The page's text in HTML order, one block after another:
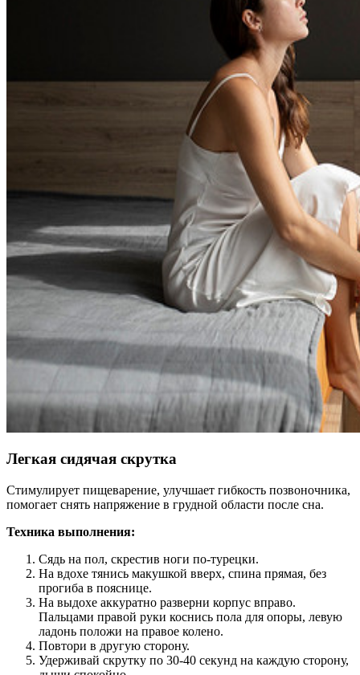
Легкая сидячая скрутка
Стимулирует пищеварение, улучшает гибкость позвоночника,
помогает снять напряжение в грудной области после сна.
Техника выполнения:
Сядь на пол, скрестив ноги по-турецки.
На вдохе тянись макушкой вверх, спина прямая, без
прогиба в пояснице.
На выдохе аккуратно разверни корпус вправо.
Пальцами правой руки коснись пола для опоры, левую
ладонь положи на правое колено.
Повтори в другую сторону.
Удерживай скрутку по 30-40 секунд на каждую сторону,